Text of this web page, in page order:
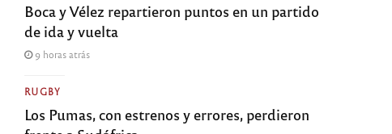
Boca y Vélez repartieron puntos en un partido
de ida y vuelta
9 horas atrás
RUGBY
Los Pumas, con estrenos y errores, perdieron